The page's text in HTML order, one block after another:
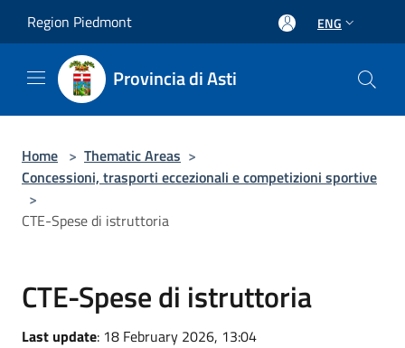
Region Piedmont ENG
Provincia di Asti
Home > Thematic Areas >
Concessioni, trasporti eccezionali e competizioni sportive
>
CTE-Spese di istruttoria
CTE-Spese di istruttoria
Last update: 18 February 2026, 13:04